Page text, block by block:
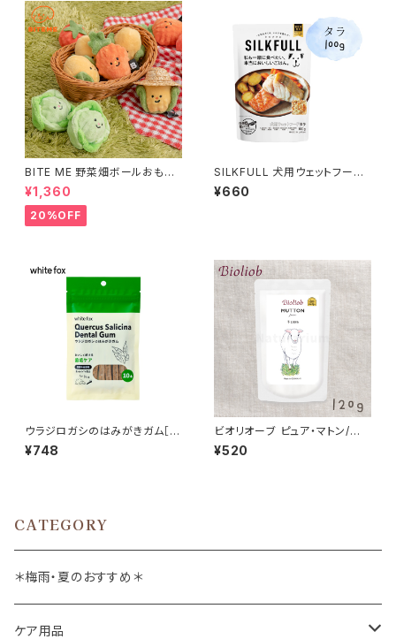
BITE ME 野菜畑ボールおもち
ゃ 2個セット バイトミー
¥1,360
20%OFF
SILKFULL 犬用ウェットフード
タラ味 100g (シルクフル)
¥660
ウラジロガシのはみがきガム［1
0本入り］愛犬用 whitefox
¥748
ビオリオーブ ピュア・マトン/羊1
00% Bioliob 旧ヘルマン
¥520
CATEGORY
＊梅雨・夏のおすすめ＊
ケア用品